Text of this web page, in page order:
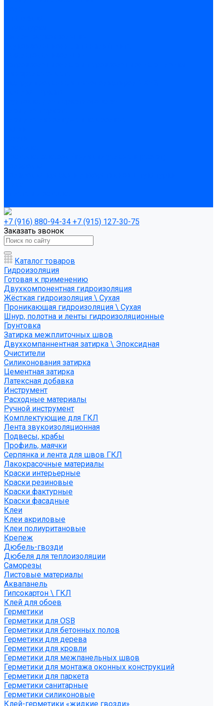
+7 (916) 880-94-34 +7 (915) 127-30-75
Заказать звонок
Каталог товаров
Гидроизоляция
Готовая к применению
Двухкомпонентная гидроизоляция
Жёсткая гидроизоляция \ Сухая
Проникающая гидроизоляция \ Сухая
Шнур, полотна и ленты гидроизоляционные
Грунтовка
Затирка межплиточных швов
Двухкомпаннентная затирка \ Эпоксидная
Очистители
Силиконования затирка
Цементная затирка
Латексная добавка
Инструмент
Расходные материалы
Ручной инструмент
Комплектующие для ГКЛ
Лента звукоизоляционная
Подвесы, крабы
Профиль, маячки
Серпянка и лента для швов ГКЛ
Лакокрасочные материалы
Краски интерьерные
Краски резиновые
Краски фактурные
Краски фасадные
Клеи
Клеи акриловые
Клеи полиуритановые
Крепеж
Дюбель-гвозди
Дюбеля для теплоизоляции
Саморезы
Листовые материалы
Аквапанель
Гипсокартон \ ГКЛ
Клей для обоев
Герметики
Герметики для OSB
Герметики для бетонных полов
Герметики для дерева
Герметики для кровли
Герметики для межпанельных швов
Герметики для монтажа оконных конструкций
Герметики для паркета
Герметики санитарные
Герметики силиконовые
Клей-герметики «жидкие гвозди»